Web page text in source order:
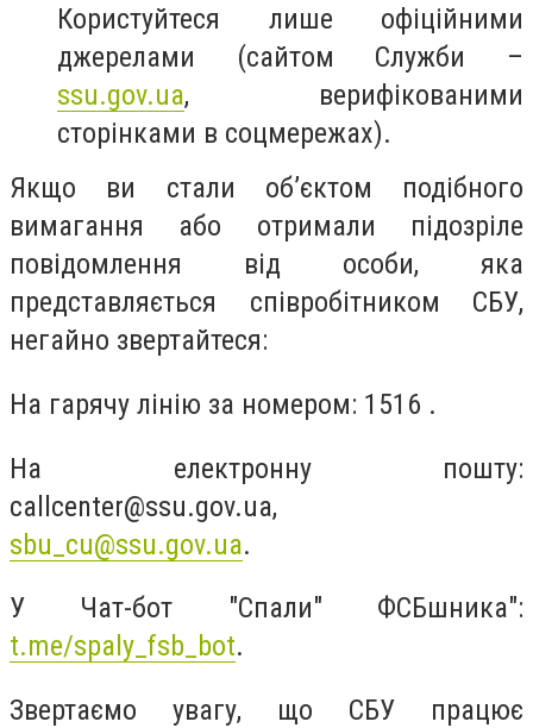
Користуйтеся лише офіційними
джерелами (сайтом Служби –
ssu.gov.ua, верифікованими
сторінками в соцмережах).
Якщо ви стали об’єктом подібного
вимагання або отримали підозріле
повідомлення від особи, яка
представляється співробітником СБУ,
негайно звертайтеся:
⁠На гарячу лінію за номером: 1516 .
На електронну пошту:
callcenter@ssu.gov.ua,
sbu_cu@ssu.gov.ua.
У Чат-бот "Спали" ФСБшника":
t.me/spaly_fsb_bot.
Звертаємо увагу, що СБУ працює